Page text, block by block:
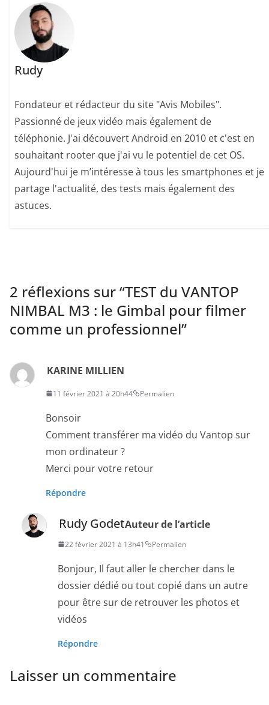
Rudy
Fondateur et rédacteur du site "Avis Mobiles".
Passionné de jeux vidéo mais également de
téléphonie. J'ai découvert Android en 2010 et c'est en
souhaitant rooter que j'ai vu le potentiel de cet OS.
Aujourd'hui je m’intéresse à tous les smartphones et je
partage l'actualité, des tests mais également des
astuces.
2 réflexions sur “TEST du VANTOP
NIMBAL M3 : le Gimbal pour filmer
comme un professionnel”
KARINE MILLIEN
11 février 2021 à 20h44 Permalien
Bonsoir
Comment transférer ma vidéo du Vantop sur
mon ordinateur ?
Merci pour votre retour
Répondre
Rudy GodetAuteur de l’article
22 février 2021 à 13h41 Permalien
Bonjour, Il faut aller le chercher dans le
dossier dédié ou tout copié dans un autre
pour être sur de retrouver les photos et
vidéos
Répondre
Laisser un commentaire